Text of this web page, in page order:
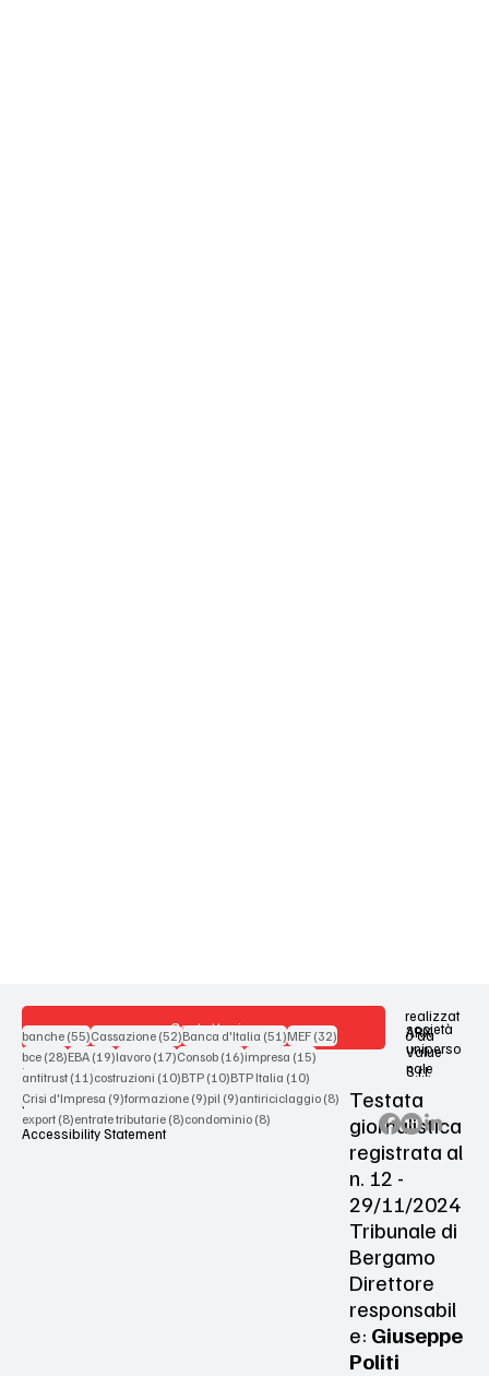
Contattaci
Terms & Conditions
Privacy Policy
Accessibility Statement
realizzat
o da
società
uniperso
nale
ARX
Value
S.r.l.
Testata
giornalistica
registrata al
n. 12 -
29/11/2024
Tribunale di
Bergamo
Direttore
responsabil
e: Giuseppe
Politi
banche (55)55 post
Cassazione (52)52 post
Banca d'Italia (51)51 post
MEF (32)32 post
bce (28)28 post
EBA (19)19 post
lavoro (17)17 post
Consob (16)16 post
impresa (15)15 post
antitrust (11)11 post
costruzioni (10)10 post
BTP (10)10 post
BTP Italia (10)10 post
Crisi d'Impresa (9)9 post
formazione (9)9 post
pil (9)9 post
antiriciclaggio (8)8 post
export (8)8 post
entrate tributarie (8)8 post
condominio (8)8 post